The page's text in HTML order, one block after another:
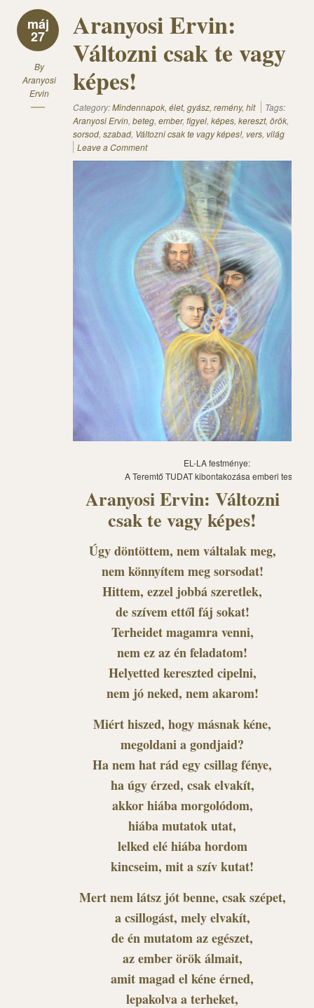
máj
27
By
Aranyosi
Ervin
Aranyosi Ervin:
Változni csak te vagy
képes!
Category:Mindennapok, élet, gyász, remény, hit
Tags:
Aranyosi Ervin, beteg, ember, figyel, képes, kereszt, örök,
sorsod, szabad, Változni csak te vagy képes!, vers, világ
Leave a Comment
EL-LA festménye:
A Teremtő TUDAT kibontakozása emberi testben
Aranyosi Ervin: Változni
csak te vagy képes!
Úgy döntöttem, nem váltalak meg,
nem könnyítem meg sorsodat!
Hittem, ezzel jobbá szeretlek,
de szívem ettől fáj sokat!
Terheidet magamra venni,
nem ez az én feladatom!
Helyetted kereszted cipelni,
nem jó neked, nem akarom!
Miért hiszed, hogy másnak kéne,
megoldani a gondjaid?
Ha nem hat rád egy csillag fénye,
ha úgy érzed, csak elvakít,
akkor hiába morgolódom,
hiába mutatok utat,
lelked elé hiába hordom
kincseim, mit a szív kutat!
Mert nem látsz jót benne, csak szépet,
a csillogást, mely elvakít,
de én mutatom az egészet,
az ember örök álmait,
amit magad el kéne érned,
lepakolva a terheket,